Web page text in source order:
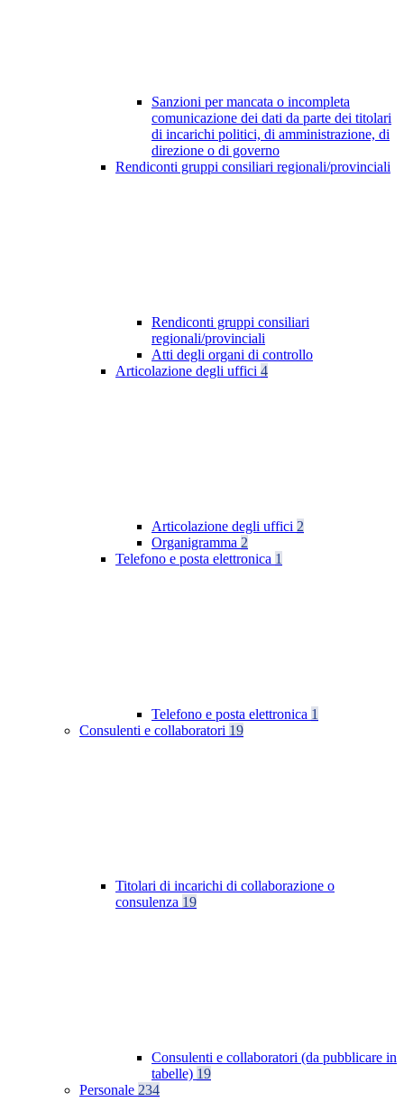
Sanzioni per mancata o incompleta
comunicazione dei dati da parte dei titolari
di incarichi politici, di amministrazione, di
direzione o di governo
Rendiconti gruppi consiliari regionali/provinciali
Rendiconti gruppi consiliari
regionali/provinciali
Atti degli organi di controllo
Articolazione degli uffici 4
Articolazione degli uffici 2
Organigramma 2
Telefono e posta elettronica 1
Telefono e posta elettronica 1
Consulenti e collaboratori 19
Titolari di incarichi di collaborazione o
consulenza 19
Consulenti e collaboratori (da pubblicare in
tabelle) 19
Personale 234